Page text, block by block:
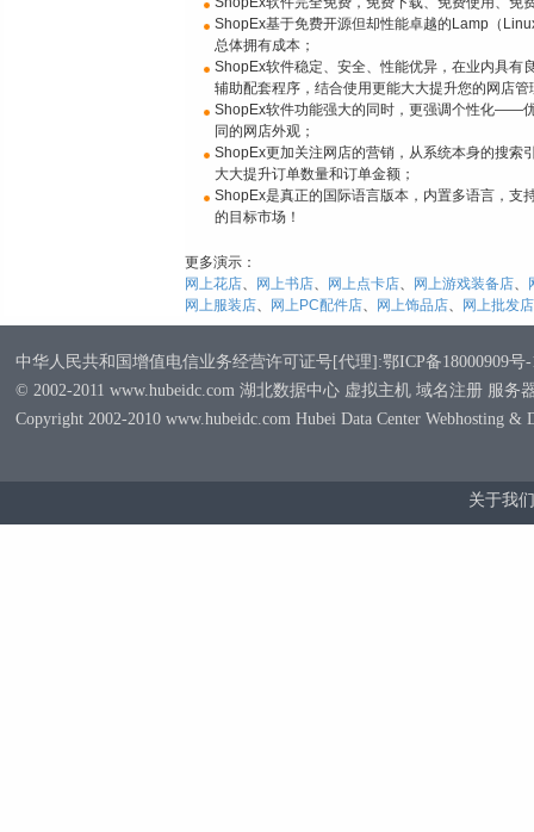
ShopEx基于免费开源但却性能卓越的Lamp（
总体拥有成本；
ShopEx软件稳定、安全、性能优异，在业内具有
辅助配套程序，结合使用更能大大提升您的网店
ShopEx软件功能强大的同时，更强调个性化——
同的网店外观；
ShopEx更加关注网店的营销，从系统本身的搜索
大大提升订单数量和订单金额；
ShopEx是真正的国际语言版本，内置多语言，支
的目标市场！
更多演示：
网上花店、 网上书店、 网上点卡店、 网上游戏装备店、
网上服装店、 网上PC配件店、 网上饰品店、 网上批发店
中华人民共和国增值电信业务经营许可证号[代理]:鄂ICP备18000909号-
© 2002-2011 www.hubeidc.com 湖北数据中心 虚拟主机 域名注册 服务
Copyright 2002-2010 www.hubeidc.com Hubei Data Center Webhosting &
关于我们